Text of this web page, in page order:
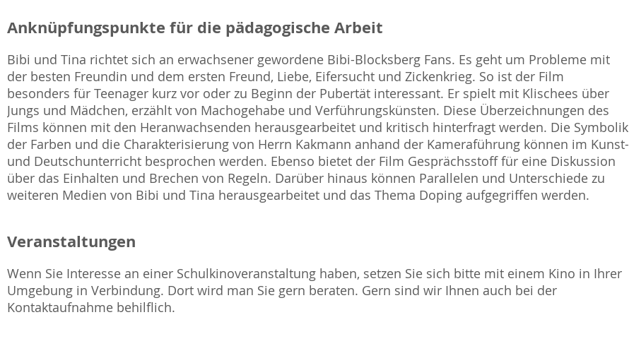
Anknüpfungspunkte für die pädagogische Arbeit
Bibi und Tina richtet sich an erwachsener gewordene Bibi-Blocksberg Fans. Es geht um Probleme mit
der besten Freundin und dem ersten Freund, Liebe, Eifersucht und Zickenkrieg. So ist der Film
besonders für Teenager kurz vor oder zu Beginn der Pubertät interessant. Er spielt mit Klischees über
Jungs und Mädchen, erzählt von Machogehabe und Verführungskünsten. Diese Überzeichnungen des
Films können mit den Heranwachsenden herausgearbeitet und kritisch hinterfragt werden. Die Symbolik
der Farben und die Charakterisierung von Herrn Kakmann anhand der Kameraführung können im Kunst-
und Deutschunterricht besprochen werden. Ebenso bietet der Film Gesprächsstoff für eine Diskussion
über das Einhalten und Brechen von Regeln. Darüber hinaus können Parallelen und Unterschiede zu
weiteren Medien von Bibi und Tina herausgearbeitet und das Thema Doping aufgegriffen werden.
Veranstaltungen
Wenn Sie Interesse an einer Schulkinoveranstaltung haben, setzen Sie sich bitte mit einem Kino in Ihrer
Umgebung in Verbindung. Dort wird man Sie gern beraten. Gern sind wir Ihnen auch bei der
Kontaktaufnahme behilflich.